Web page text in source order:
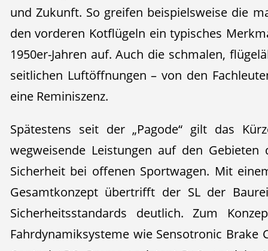
und Zukunft. So greifen beispielsweise die
den vorderen Kotflügeln ein typisches
1950er-Jahren auf. Auch die schmalen,
seitlichen Luftöffnungen – von den
eine Reminiszenz.
Spätestens seit der „Pagode“ gilt das
wegweisende Leistungen auf den
Sicherheit bei offenen Sportwagen. Mit
Gesamtkonzept übertrifft der SL der
Sicherheitsstandards deutlich. Zum
Fahrdynamiksysteme wie Sensotronic Brake